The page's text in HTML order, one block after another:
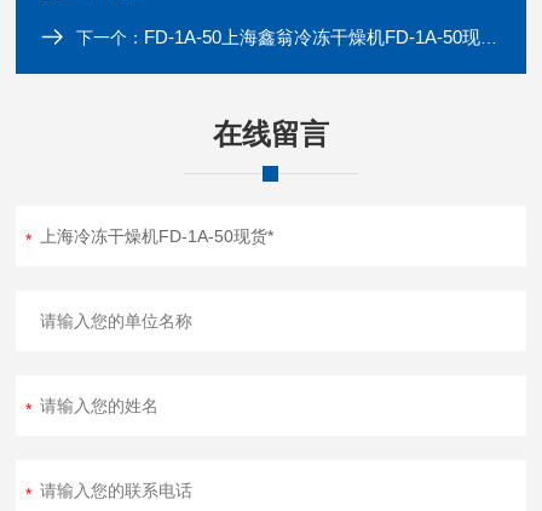
下一个： FD-1A-50上海鑫翁冷冻干燥机FD-1A-50现货销售
在线留言